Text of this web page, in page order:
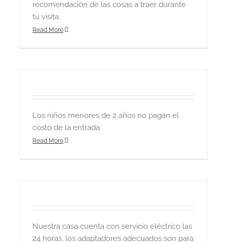
recomendación de las cosas a traer durante
tu visita.
Read More
Los niños menores de 2 años no pagan el
costo de la entrada.
Read More
Nuestra casa cuenta con servicio eléctrico las
24 horas, los adaptadores adecuados son para